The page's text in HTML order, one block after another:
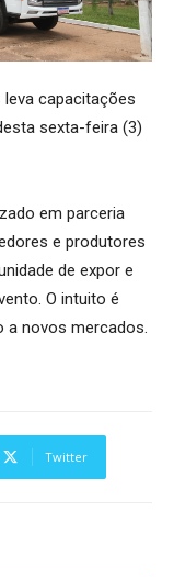
leva capacitações
sexta-feira (3)
em parceria
e produtores
de expor e
O intuito é
a novos mercados.
Twitter